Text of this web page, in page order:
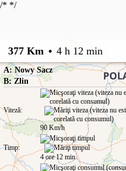
/* */
377 Km • 4 h 12 min
A: Nowy Sacz
B: Zlin
Viteză:
90 Km/h
Timp:
4 ore 12 min